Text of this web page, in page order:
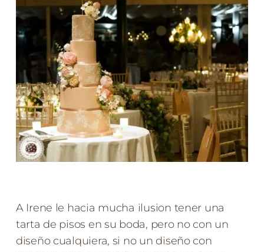
A Irene le hacia mucha ilusion tener una
tarta de pisos en su boda, pero no con un
diseño cualquiera, si no un diseño con